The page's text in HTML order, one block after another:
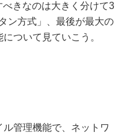
きなのは大きく分けて3
ン方式」、最後が最大の
ついて見ていこう。
管理機能で、ネットワ